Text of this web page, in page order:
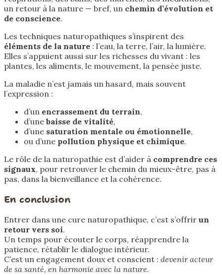
un retour à la nature — bref, un chemin d’évolution et
de conscience.
Les techniques naturopathiques s’inspirent des
éléments de la nature : l’eau, la terre, l’air, la lumière.
Elles s’appuient aussi sur les richesses du vivant : les
plantes, les aliments, le mouvement, la pensée juste.
La maladie n’est jamais un hasard, mais souvent
l’expression :
d’un encrassement du terrain,
d’une baisse de vitalité,
d’une saturation mentale ou émotionnelle,
ou d’une pollution physique et chimique.
Le rôle de la naturopathie est d’aider à comprendre ces
signaux, pour retrouver le chemin du mieux-être, pas à
pas, dans la bienveillance et la cohérence.
En conclusion
Entrer dans une cure naturopathique, c’est s’offrir un
retour vers soi.
Un temps pour écouter le corps, réapprendre la
patience, rétablir le dialogue intérieur.
C’est un engagement doux et conscient : devenir acteur
de sa santé, en harmonie avec la nature.